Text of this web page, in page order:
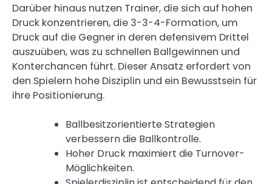
Darüber hinaus nutzen Trainer, die sich auf hohen
Druck konzentrieren, die 3-3-4-Formation, um
Druck auf die Gegner in deren defensivem Drittel
auszuüben, was zu schnellen Ballgewinnen und
Konterchancen führt. Dieser Ansatz erfordert von
den Spielern hohe Disziplin und ein Bewusstsein für
ihre Positionierung.
Ballbesitzorientierte Strategien
verbessern die Ballkontrolle.
Hoher Druck maximiert die Turnover-
Möglichkeiten.